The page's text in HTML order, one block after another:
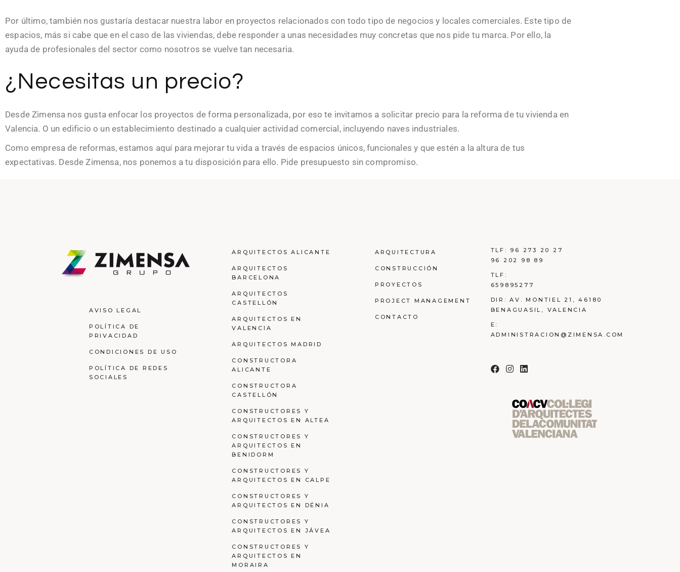
Por último, también nos gustaría destacar nuestra labor en proyectos relacionados con todo tipo de negocios y locales comerciales. Este tipo de
espacios, más si cabe que en el caso de las viviendas, debe responder a unas necesidades muy concretas que nos pide tu marca. Por ello, la
ayuda de profesionales del sector como nosotros se vuelve tan necesaria.
¿Necesitas un precio?
Desde Zimensa nos gusta enfocar los proyectos de forma personalizada, por eso te invitamos a solicitar precio para la reforma de tu vivienda en
Valencia. O un edificio o un establecimiento destinado a cualquier actividad comercial, incluyendo naves industriales.
Como empresa de reformas, estamos aquí para mejorar tu vida a través de espacios únicos, funcionales y que estén a la altura de tus
expectativas. Desde Zimensa, nos ponemos a tu disposición para ello. Pide presupuesto sin compromiso.
AVISO LEGAL
POLÍTICA DE
PRIVACIDAD
CONDICIONES DE USO
POLÍTICA DE REDES
SOCIALES
ARQUITECTOS ALICANTE
ARQUITECTOS
BARCELONA
ARQUITECTOS
CASTELLÓN
ARQUITECTOS EN
VALENCIA
ARQUITECTOS MADRID
CONSTRUCTORA
ALICANTE
CONSTRUCTORA
CASTELLÓN
CONSTRUCTORES Y
ARQUITECTOS EN ALTEA
CONSTRUCTORES Y
ARQUITECTOS EN
BENIDORM
CONSTRUCTORES Y
ARQUITECTOS EN CALPE
CONSTRUCTORES Y
ARQUITECTOS EN DÉNIA
CONSTRUCTORES Y
ARQUITECTOS EN JÁVEA
CONSTRUCTORES Y
ARQUITECTOS EN
MORAIRA
ARQUITECTURA
CONSTRUCCIÓN
PROYECTOS
PROJECT MANAGEMENT
CONTACTO
TLF: 96 273 20 27
96 202 98 89
TLF:
659895277
DIR:AV. MONTIEL 21, 46180
BENAGUASIL, VALENCIA
E:
ADMINISTRACION@ZIMENSA.COM